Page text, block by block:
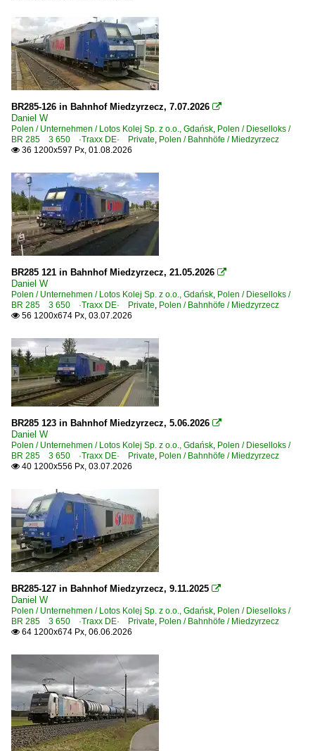
6 186 BR 186 ·Traxx MS2e·
Güterverkehr
Güterzüge (sonstige)
Güterzüge nässeempfindliche Güter
Holzzüge
Kessel- und Silozüge
KLV Sattelauflieger-Züge
Regional- und Fernzüge
DbZ Überführungsfahrten, Züge für besondere Zwecke
Strecken | KBS 200-299
216 (Dessau– ) Roßlau – Lutherstadt Wittenberg –
Strecke 6126 Saarmund – Diedersdorf – Schönefeld
Strecken | KBS 300-399
375 (Minden–) Löhne – Osnabrück – Rheine – Bad
Strecken | KBS 700-799
700 Mannheim – Karlsruhe ·Rheinbahn·
Unternehmen (L - Z)
Railpool GmbH, München ·Rpool·
Niederlande
Güterwagen
7 | Gattung Z | Kesselwagen
Polen
Bahnhöfe
Boleslawice
2020
2020
2021
2022
2023
2024
2026
BR285-126 in Bahnhof Miedzyrzecz, 7.07.2026 
Daniel W
Polen / Unternehmen / Lotos Kolej Sp. z o.o., Gdańsk, Polen / Dieselloks /
BR 285 3 650 ·Traxx DE· Private, Polen / Bahnhöfe / Miedzyrzecz
 36 1200x597 Px, 01.08.2026
BR285 121 in Bahnhof Miedzyrzecz, 21.05.2026 
Daniel W
Polen / Unternehmen / Lotos Kolej Sp. z o.o., Gdańsk, Polen / Dieselloks /
BR 285 3 650 ·Traxx DE· Private, Polen / Bahnhöfe / Miedzyrzecz
 56 1200x674 Px, 03.07.2026
BR285 123 in Bahnhof Miedzyrzecz, 5.06.2026 
Daniel W
Polen / Unternehmen / Lotos Kolej Sp. z o.o., Gdańsk, Polen / Dieselloks /
BR 285 3 650 ·Traxx DE· Private, Polen / Bahnhöfe / Miedzyrzecz
 40 1200x556 Px, 03.07.2026
BR285-127 in Bahnhof Miedzyrzecz, 9.11.2025 
Daniel W
Polen / Unternehmen / Lotos Kolej Sp. z o.o., Gdańsk, Polen / Dieselloks /
BR 285 3 650 ·Traxx DE· Private, Polen / Bahnhöfe / Miedzyrzecz
 64 1200x674 Px, 06.06.2026